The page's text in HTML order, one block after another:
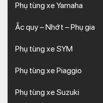
Phụ tùng xe Yamaha
Ắc quy – Nhớt – Phụ gia
Phụ tùng xe SYM
Phụ tùng xe Piaggio
Phụ tùng xe Suzuki